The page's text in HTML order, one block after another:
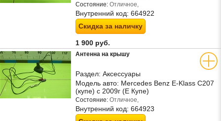
Состояние: Отличное,
Внутренний код: 664922
Скидка за наличку
1 900 руб.
Антенна на крышу
Раздел: Аксессуары
Модель авто: Mercedes Benz E-Klass C207
(купе) с 2009г (Е Купе)
Состояние: Отличное,
Внутренний код: 664923